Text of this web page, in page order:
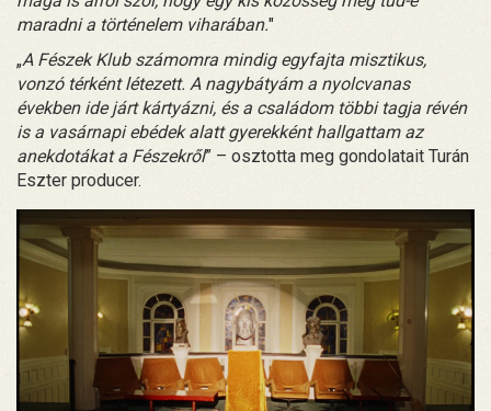
maradni a történelem viharában."
„A Fészek Klub számomra mindig egyfajta misztikus,
vonzó térként létezett. A nagybátyám a nyolcvanas
években ide járt kártyázni, és a családom többi tagja révén
is a vasárnapi ebédek alatt gyerekként hallgattam az
anekdotákat a Fészekről” – osztotta meg gondolatait Turán
Eszter producer.